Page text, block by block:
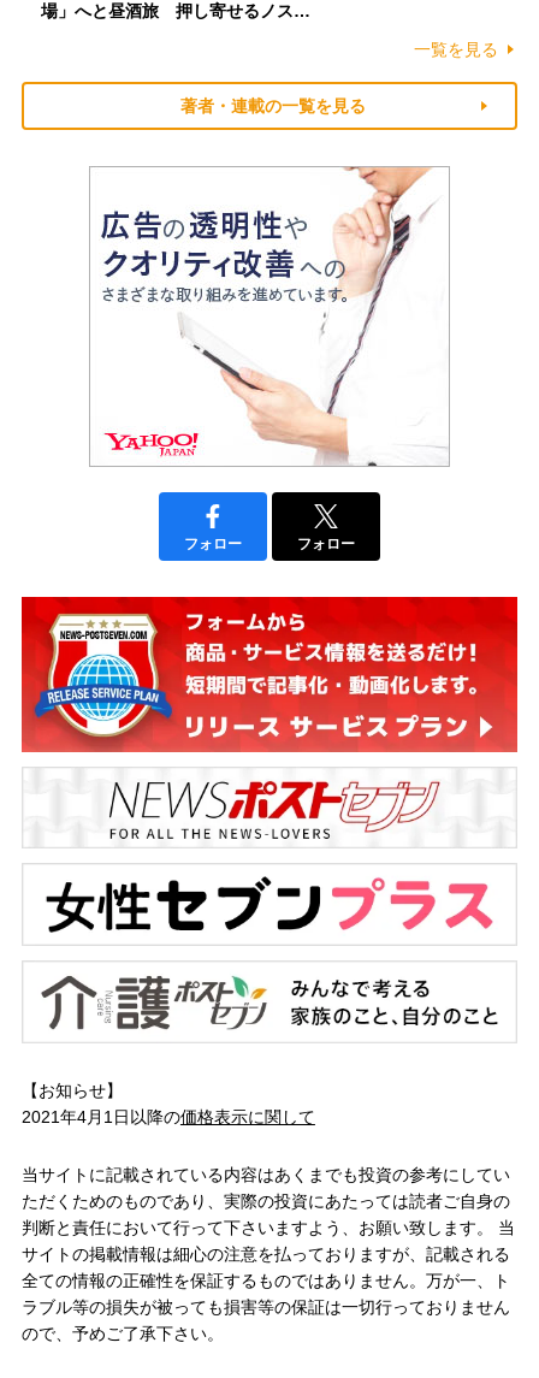
場」へと昼酒旅 押し寄せるノス…
一覧を見る
著者・連載の一覧を見る
フォロー フォロー
【お知らせ】
2021年4月1日以降の価格表示に関して
当サイトに記載されている内容はあくまでも投資の参考にしてい
ただくためのものであり、実際の投資にあたっては読者ご自身の
判断と責任において行って下さいますよう、お願い致します。 当
サイトの掲載情報は細心の注意を払っておりますが、記載される
全ての情報の正確性を保証するものではありません。万が一、ト
ラブル等の損失が被っても損害等の保証は一切行っておりません
ので、予めご了承下さい。